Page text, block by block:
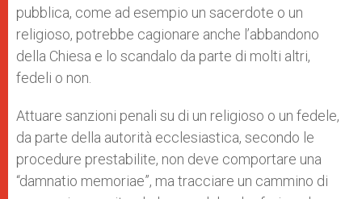
pubblica, come ad esempio un sacerdote o un
religioso, potrebbe cagionare anche l’abbandono
della Chiesa e lo scandalo da parte di molti altri,
fedeli o non.
Attuare sanzioni penali su di un religioso o un fedele,
da parte della autorità ecclesiastica, secondo le
procedure prestabilite, non deve comportare una
“damnatio memoriae”, ma tracciare un cammino di